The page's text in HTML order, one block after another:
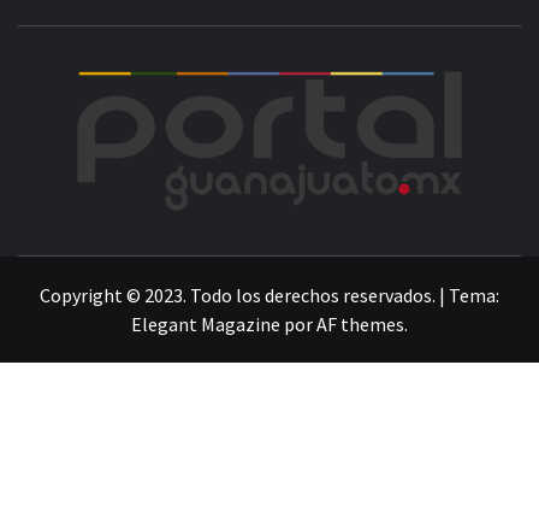
Copyright © 2023. Todo los derechos reservados. | Tema:
Elegant Magazine porAF themes.